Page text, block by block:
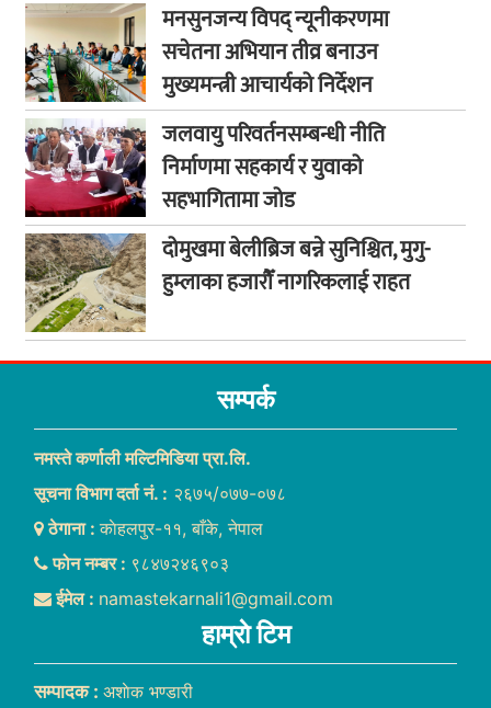
मनसुनजन्य विपद् न्यूनीकरणमा
सचेतना अभियान तीव्र बनाउन
मुख्यमन्त्री आचार्यको निर्देशन
जलवायु परिवर्तनसम्बन्धी नीति
निर्माणमा सहकार्य र युवाको
सहभागितामा जोड
दोमुखमा बेलीब्रिज बन्ने सुनिश्चित, मुगु-
हुम्लाका हजारौँ नागरिकलाई राहत
सम्पर्क
नमस्ते कर्णाली मल्टिमिडिया प्रा.लि.
सूचना विभाग दर्ता नं. : २६७५/०७७-०७८
ठेगाना :काेहलपुर-११, बाँके, नेपाल
फोन नम्बर : ९८४७२४६९०३
ईमेल : namastekarnali1@gmail.com
हाम्राे टिम
सम्पादक : अशाेक भण्डारी